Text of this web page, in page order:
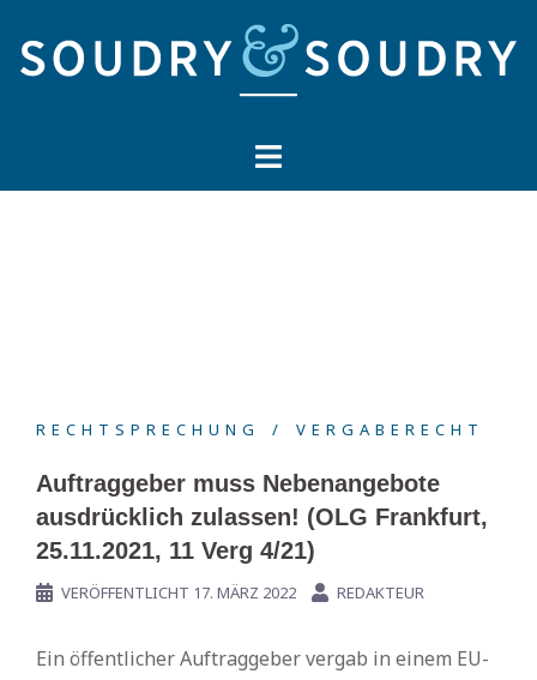
zum
Inhalt
RECHTSPRECHUNG VERGABERECHT
Auftraggeber muss Nebenangebote
ausdrücklich zulassen! (OLG Frankfurt,
25.11.2021, 11 Verg 4/21)
VERÖFFENTLICHT 17. MÄRZ 2022 REDAKTEUR
Ein öffentlicher Auftraggeber vergab in einem EU-